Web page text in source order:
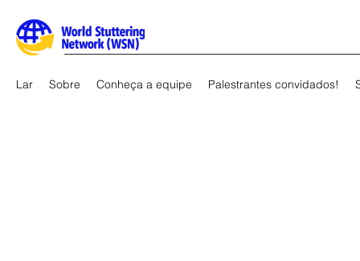
Lar Sobre Conheça a equipe Palestrantes convidados!